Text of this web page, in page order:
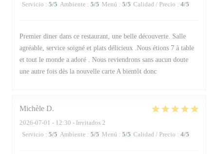
Servicio : 5/5 Ambiente : 5/5 Menú : 5/5 Calidad / Precio : 4/5
Premier diner dans ce restaurant, une belle découverte. Salle
agréable, service soigné et plats délicieux .Nous étions 7 à table
et tout le monde a adoré . Nous reviendrons sans aucun doute
une autre fois dès la nouvelle carte A bientôt donc
Michèle D
2026-07-01 - 12:30 - Invitados 2
Servicio : 5/5 Ambiente : 5/5 Menú : 5/5 Calidad / Precio : 4/5